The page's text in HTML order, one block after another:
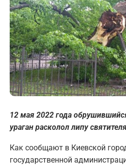
12 мая 2022 года
ураган расколол липу
Как сообщают в Киевской
государственной